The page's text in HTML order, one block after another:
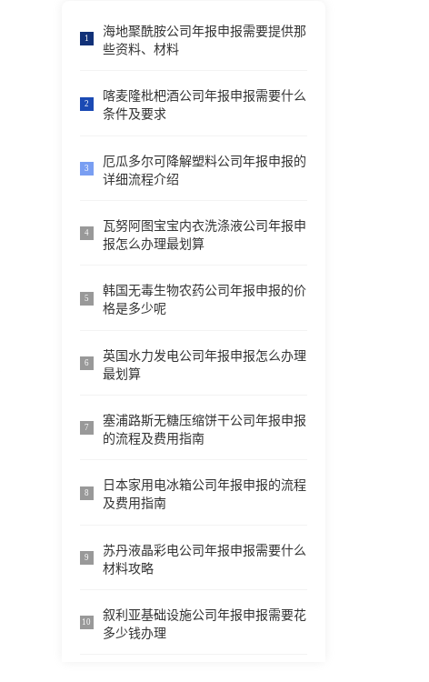
1
海地聚酰胺公司年报申报需要提供那
些资料、材料
2
喀麦隆枇杷酒公司年报申报需要什么
条件及要求
3
厄瓜多尔可降解塑料公司年报申报的
详细流程介绍
4
瓦努阿图宝宝内衣洗涤液公司年报申
报怎么办理最划算
5
韩国无毒生物农药公司年报申报的价
格是多少呢
6
英国水力发电公司年报申报怎么办理
最划算
7
塞浦路斯无糖压缩饼干公司年报申报
的流程及费用指南
8
日本家用电冰箱公司年报申报的流程
及费用指南
9
苏丹液晶彩电公司年报申报需要什么
材料攻略
10
叙利亚基础设施公司年报申报需要花
多少钱办理